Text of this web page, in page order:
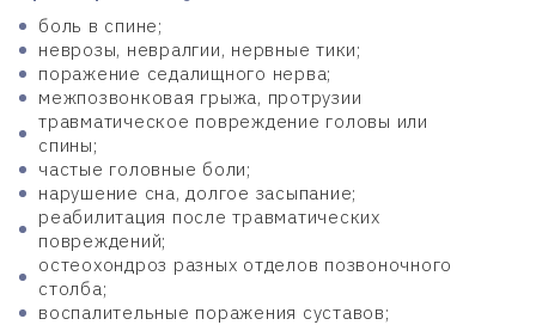
боль в спине;
неврозы, невралгии, нервные тики;
поражение седалищного нерва;
межпозвонковая грыжа, протрузии
травматическое повреждение головы или
спины;
частые головные боли;
нарушение сна, долгое засыпание;
реабилитация после травматических
повреждений;
остеохондроз разных отделов позвоночного
столба;
воспалительные поражения суставов;